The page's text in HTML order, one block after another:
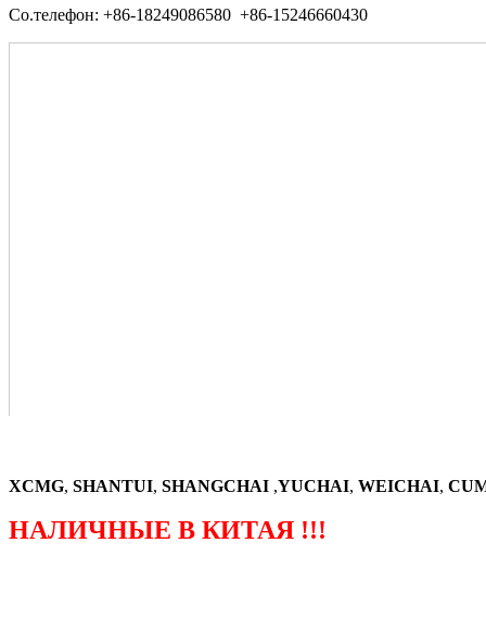
Со.телефон: +86-18249086580 +86-15246660430
XCMG, SHANTUI, SHANGCHAI ,YUCHAI, WEICHAI,
НАЛИЧНЫЕ В КИТАЯ !!!